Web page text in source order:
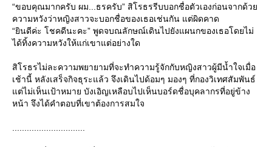
“ขอบคุณมากครับ ผม...ธรครับ” สิโรธรรีบบอกชื่อตัวเองก่อนจากด้ว
ความหวังว่าหญิงสาวจะบอกชื่อของเธอเช่นกัน แต่ผิดคาด
“ยินดีค่ะ โชคดีนะคะ” พูดจบณลักษณ์เดินไปยังแผนกของเธอโดยไม่
ได้ทิ้งความหวังให้แก่เขาแต่อย่างใด
สิโรธรไม่ละความพยายามที่จะทำความรู้จักกับหญิงสาวผู้มีน้ำใจเมื่อ
เช้านี้ หลังเสร็จกิจธุระแล้ว จึงเดินไปด้อมๆ มองๆ ที่กองวิเทศสัมพันธ์
ต่ไม่เห็นเป้าหมาย บังเอิญเหลือบไปเห็นบอร์ดชื่อบุคลากรที่อยู่ข้าง
หน้า จึงได้คำตอบที่เขาต้องการสมใจ